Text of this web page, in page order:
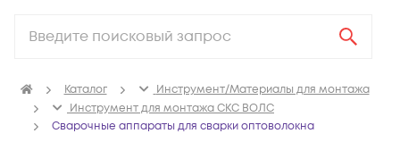
Каталог
Инструмент/Материалы для монтажа
Инструмент для монтажа СКС ВОЛС
Сварочные аппараты для сварки оптоволокна